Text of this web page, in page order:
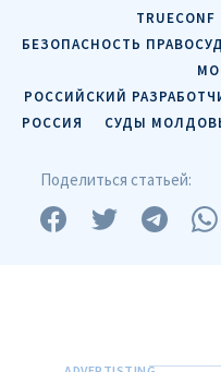
TRUECONF
БЕЗОПАСНОСТЬ
РОССИЙСКИЙ
РОССИЯ
СУДЫ
Поделиться статьей: